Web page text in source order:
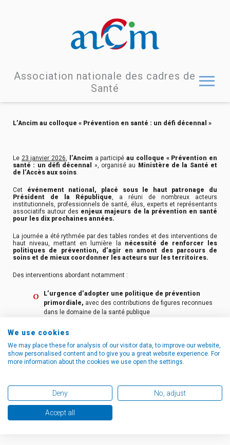
Association nationale des cadres de
Santé
L’Ancim au colloque « Prévention en santé : un défi décennal »
Le 23 janvier 2026, l’Ancim a participéau colloque « Prévention en
santé : un défi décennal », organisé au Ministère de la Santé et
de l’Accès aux soins.
Cet événement national, placé sous le haut patronage du
Président de la République, a réuni de nombreux acteurs
institutionnels, professionnels de santé, élus, experts et représentants
associatifs autour des enjeux majeurs de la prévention en santé
pour les dix prochaines années.
La journée a été rythmée par des tables rondes et des interventions de
haut niveau, mettant en lumière la nécessité de renforcer les
politiques de prévention, d’agir en amont des parcours de
soins et de mieux coordonner les acteurs sur les territoires.
Des interventions abordant notamment :
L’urgence d’adopter une politique de prévention
primordiale, avec des contributions de figures reconnues
dans le domaine de la santé publique
territoriaux
Les innovations numériques et les défis éthiques, en
particulier l’utilisation de la télésanté et de l’intelligence
artificielle comme outils de prévention.
À cette occasion,Son Excellence Madame l’Ambassadrice du
est intervenue pour partager l’expérience danois
matière de prévention en santé, illustrant uneapproche structurée,
intégrée et ambitieuse, fondée sur l’anticipation et la
responsabilisation collective.
We use cookies
We may place these for analysis of our visitor data, to improve our website,
show personalised content and to give you a great website experience. For
more information about the cookies we use open the settings.
Deny No, adjust
Accept all